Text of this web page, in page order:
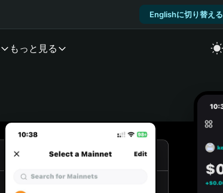
Englishに切り替える
もっと見る